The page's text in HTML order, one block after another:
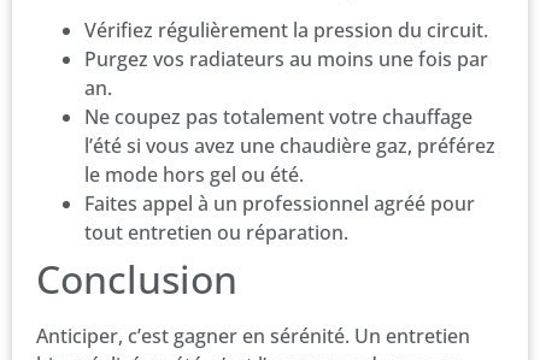
Vérifiez régulièrement la pression du circuit.
Purgez vos radiateurs au moins une fois par
an.
Ne coupez pas totalement votre chauffage
l’été si vous avez une chaudière gaz, préférez
le mode hors gel ou été.
Faites appel à un professionnel agréé pour
tout entretien ou réparation.
Conclusion
Anticiper, c’est gagner en sérénité. Un entretien